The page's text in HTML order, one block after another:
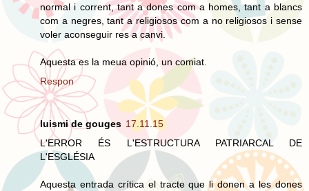
normal i corrent, tant a dones com a homes, tant a blancs
com a negres, tant a religiosos com a no religiosos i sense
voler aconseguir res a canvi.
Aquesta es la meua opinió, un comiat.
Respon
luismi de gouges 17.11.15
L'ERROR ÉS L'ESTRUCTURA PATRIARCAL DE
L'ESGLÉSIA
Aquesta entrada crítica el tracte que li donen a les dones